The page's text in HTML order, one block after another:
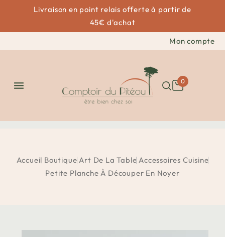
Livraison en point relais offerte à partir de
45€ d'achat
Mon compte
 0
Accueil Boutique Art De La Table Accessoires Cuisine
Petite Planche À Découper En Noyer